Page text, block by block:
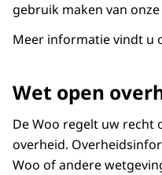
gebruik maken van
Meer informatie vindt u
Wet open
De Woo regelt uw recht
overheid.
Woo of andere